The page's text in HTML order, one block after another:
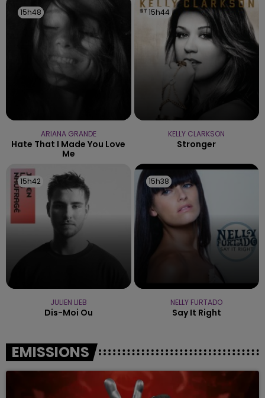
15h48
15h48
ARIANA GRANDE
Hate That I Made You Love
Me
15h44
15h44
KELLY CLARKSON
Stronger
15h42
15h42
JULIEN LIEB
Dis-Moi Ou
15h38
15h38
NELLY FURTADO
Say It Right
EMISSIONS